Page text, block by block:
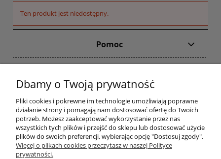
Ten produkt jest niedostępny.
Pomoc
Płatności i dostawa
Informacje
O nas
Dbamy o Twoją prywatność
Pliki cookies i pokrewne im technologie umożliwiają poprawne
działanie strony i pomagają nam dostosować ofertę do Twoich
potrzeb. Możesz zaakceptować wykorzystanie przez nas
wszystkich tych plików i przejść do sklepu lub dostosować użycie
plików do swoich preferencji, wybierając opcję "Dostosuj zgody".
Więcej o plikach cookies przeczytasz w naszej Polityce
prywatności.